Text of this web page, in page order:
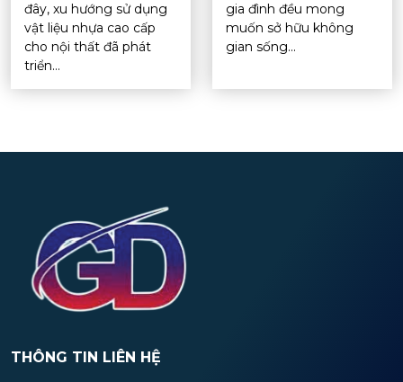
đây, xu hướng sử dụng
vật liệu nhựa cao cấp
cho nội thất đã phát
triển...
gia đình đều mong
muốn sở hữu không
gian sống...
THÔNG TIN LIÊN HỆ